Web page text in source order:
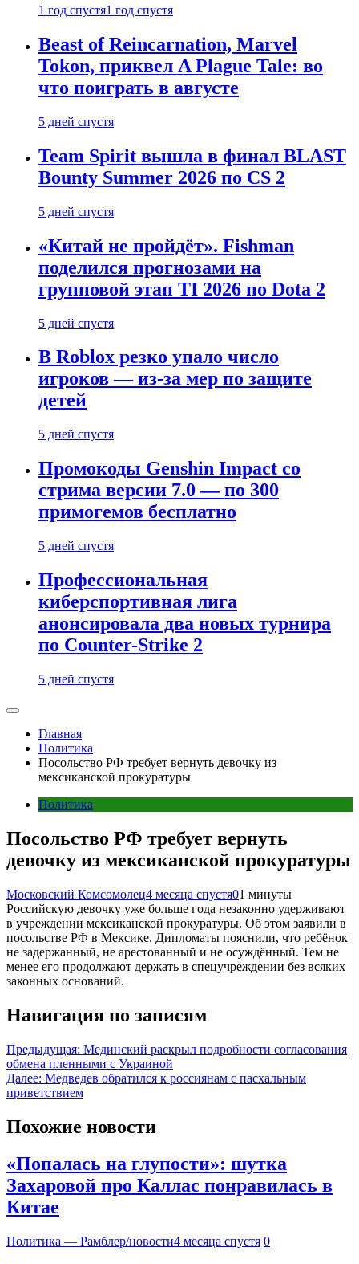
1 год спустя1 год спустя
Beast of Reincarnation, Marvel
Tokon, приквел A Plague Tale: во
что поиграть в августе
5 дней спустя
Team Spirit вышла в финал BLAST
Bounty Summer 2026 по CS 2
5 дней спустя
«Китай не пройдёт». Fishman
поделился прогнозами на
групповой этап TI 2026 по Dota 2
5 дней спустя
В Roblox резко упало число
игроков — из-за мер по защите
детей
5 дней спустя
Промокоды Genshin Impact со
стрима версии 7.0 — по 300
примогемов бесплатно
5 дней спустя
Профессиональная
киберспортивная лига
анонсировала два новых турнира
по Counter-Strike 2
5 дней спустя
Главная
Политика
Посольство РФ требует вернуть девочку из
мексиканской прокуратуры
Политика
Посольство РФ требует вернуть
девочку из мексиканской прокуратуры
Московский Комсомолец4 месяца спустя01 минуты
Российскую девочку уже больше года незаконно удерживают
в учреждении мексиканской прокуратуры. Об этом заявили в
посольстве РФ в Мексике. Дипломаты пояснили, что ребёнок
не задержанный, не арестованный и не осуждённый. Тем не
менее его продолжают держать в спецучреждении без всяких
законных оснований.
Навигация по записям
Предыдущая: Мединский раскрыл подробности согласования
обмена пленными с Украиной
Далее: Медведев обратился к россиянам с пасхальным
приветствием
Похожие новости
«Попалась на глупости»: шутка
Захаровой про Каллас понравилась в
Китае
Политика — Рамблер/новости4 месяца спустя 0